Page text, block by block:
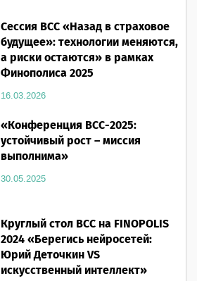
Сессия ВСС «Назад в страховое
будущее»: технологии меняются,
а риски остаются» в рамках
Финополиса 2025
16.03.2026
«Конференция ВСС-2025:
устойчивый рост – миссия
выполнима»
30.05.2025
Круглый стол ВСС на FINOPOLIS
2024 «Берегись нейросетей:
Юрий Деточкин VS
искусственный интеллект»